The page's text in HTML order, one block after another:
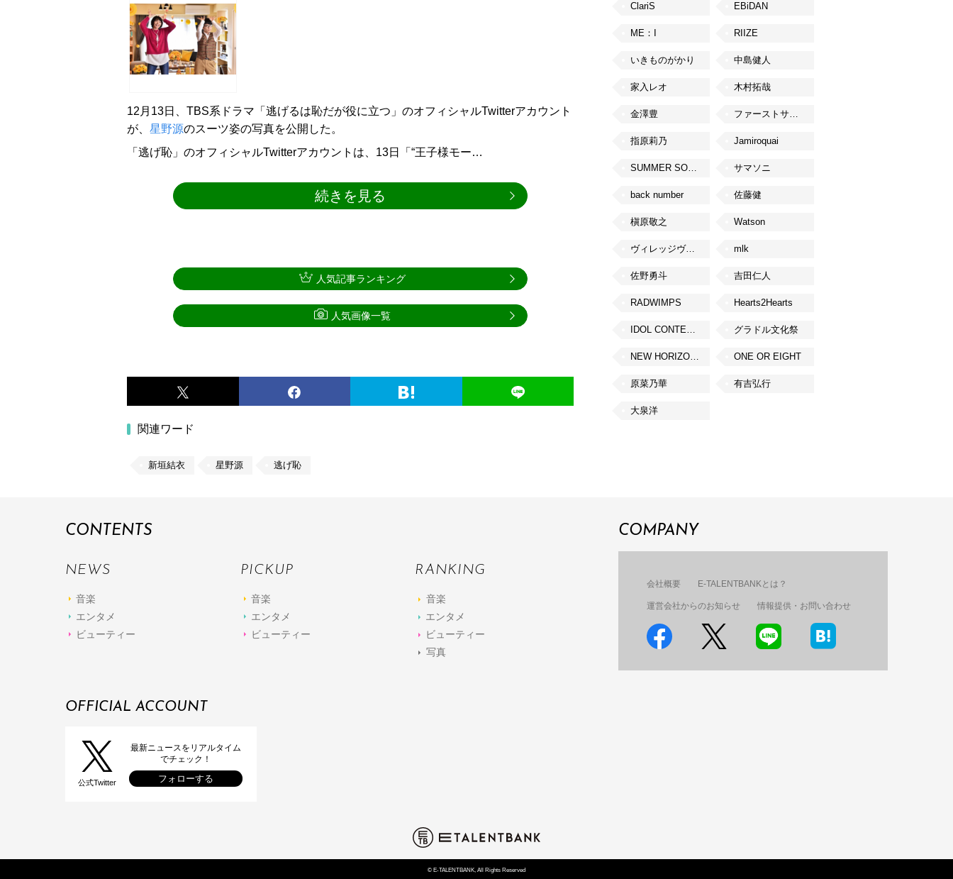
12月13日、TBS系ドラマ「逃げるは恥だが役に立つ」のオフィシャルTwitterアカウント
が、 星野源のスーツ姿の写真を公開した。
「逃げ恥」のオフィシャルTwitterアカウントは、13日「“王子様モー…
続きを見る
関連ワード
新垣結衣 星野源 逃げ恥
人気記事ランキング
人気画像一覧
ClariS EBiDAN
ME：I RIIZE
いきものがかり 中島健人
家入レオ 木村拓哉
金澤豊 ファーストサマーウイカ
指原莉乃 Jamiroquai
SUMMER SONIC サマソニ
back number 佐藤健
槇原敬之 Watson
ヴィレッジヴァンガード mlk
佐野勇斗 吉田仁人
RADWIMPS Hearts2Hearts
IDOL CONTENT EXPO グラドル文化祭
NEW HORIZON FEST ONE OR EIGHT
原菜乃華 有吉弘行
大泉洋
CONTENTS
NEWS
音楽
エンタメ
ビューティー
PICKUP
音楽
エンタメ
ビューティー
RANKING
音楽
エンタメ
ビューティー
写真
COMPANY
会社概要 E-TALENTBANKとは？
運営会社からのお知らせ 情報提供・お問い合わせ
OFFICIAL ACCOUNT
公式Twitter
最新ニュースをリアルタイム
でチェック！
フォローする
© E-TALENTBANK, All Rights Reserved